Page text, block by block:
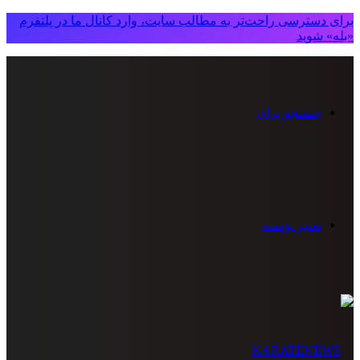
برای دسترسی راحت‌تر به مطالب سایت، وارد کانال ما در پلتفرم
«بله» شوید
جستجو برای
تغییر پوسته